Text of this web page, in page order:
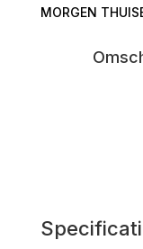
aantal
MORGEN